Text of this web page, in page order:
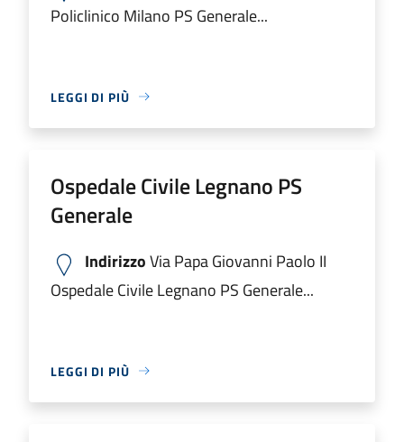
Policlinico Milano PS Generale...
LEGGI DI PIÙ
Ospedale Civile Legnano PS
Generale
IndirizzoVia Papa Giovanni Paolo II
Ospedale Civile Legnano PS Generale...
LEGGI DI PIÙ